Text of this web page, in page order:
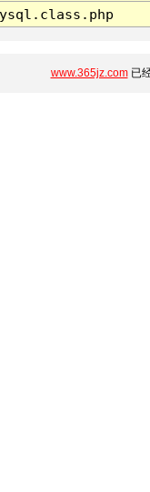
www.365jz.com已